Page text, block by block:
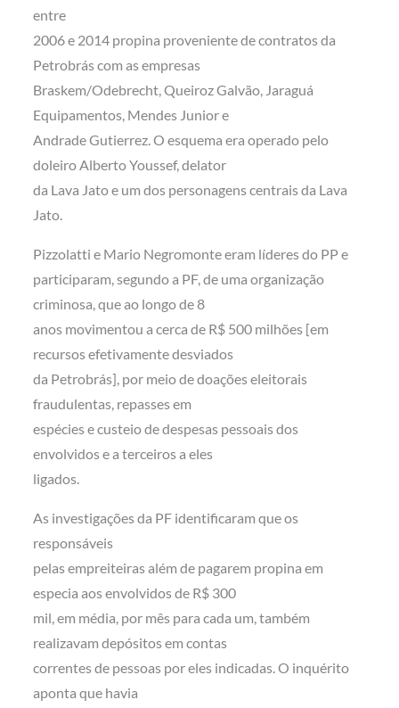
entre
2006 e 2014 propina proveniente de contratos da
Petrobrás com as empresas
Braskem/Odebrecht, Queiroz Galvão, Jaraguá
Equipamentos, Mendes Junior e
Andrade Gutierrez. O esquema era operado pelo
doleiro Alberto Youssef, delator
da Lava Jato e um dos personagens centrais da Lava
Jato.
Pizzolatti e Mario Negromonte eram líderes do PP e
participaram, segundo a PF, de uma organização
criminosa, que ao longo de 8
anos movimentou a cerca de R$ 500 milhões [em
recursos efetivamente desviados
da Petrobrás], por meio de doações eleitorais
fraudulentas, repasses em
espécies e custeio de despesas pessoais dos
envolvidos e a terceiros a eles
ligados.
As investigações da PF identificaram que os
responsáveis
pelas empreiteiras além de pagarem propina em
especia aos envolvidos de R$ 300
mil, em média, por mês para cada um, também
realizavam depósitos em contas
correntes de pessoas por eles indicadas. O inquérito
aponta que havia